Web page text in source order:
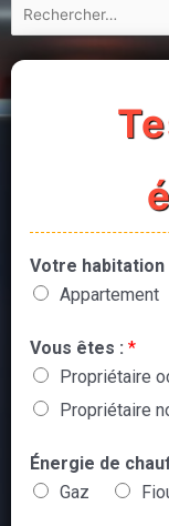
Votre habitation
Appartement
Vous êtes : *
Propriétaire
Propriétaire
Énergie de
Gaz